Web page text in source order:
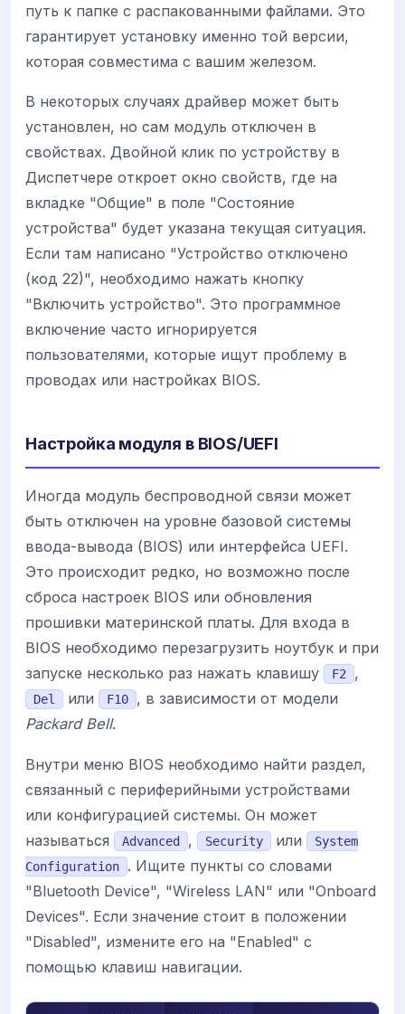
путь к папке с распакованными файлами. Это
гарантирует установку именно той версии,
которая совместима с вашим железом.
В некоторых случаях драйвер может быть
установлен, но сам модуль отключен в
свойствах. Двойной клик по устройству в
Диспетчере откроет окно свойств, где на
вкладке "Общие" в поле "Состояние
устройства" будет указана текущая ситуация.
Если там написано "Устройство отключено
(код 22)", необходимо нажать кнопку
"Включить устройство". Это программное
включение часто игнорируется
пользователями, которые ищут проблему в
проводах или настройках BIOS.
Настройка модуля в BIOS/UEFI
Иногда модуль беспроводной связи может
быть отключен на уровне базовой системы
ввода-вывода (BIOS) или интерфейса UEFI.
Это происходит редко, но возможно после
сброса настроек BIOS или обновления
прошивки материнской платы. Для входа в
BIOS необходимо перезагрузить ноутбук и при
запуске несколько раз нажать клавишу
F2 ,
Del или F10
, в зависимости от модели
Packard Bell.
Внутри меню BIOS необходимо найти раздел,
связанный с периферийными устройствами
или конфигурацией системы. Он может
называться
Advanced , Security или
System
Configuration
. Ищите пункты со словами
"Bluetooth Device", "Wireless LAN" или "Onboard
Devices". Если значение стоит в положении
"Disabled", измените его на "Enabled" с
помощью клавиш навигации.